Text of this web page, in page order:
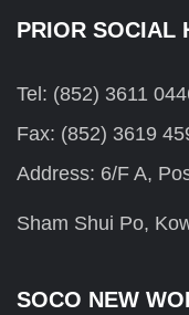
PRIOR SOCIAL
Tel: (852) 3611
Fax: (852) 3619
Address: 6/F A,
Sham Shui Po,
SOCO NEW